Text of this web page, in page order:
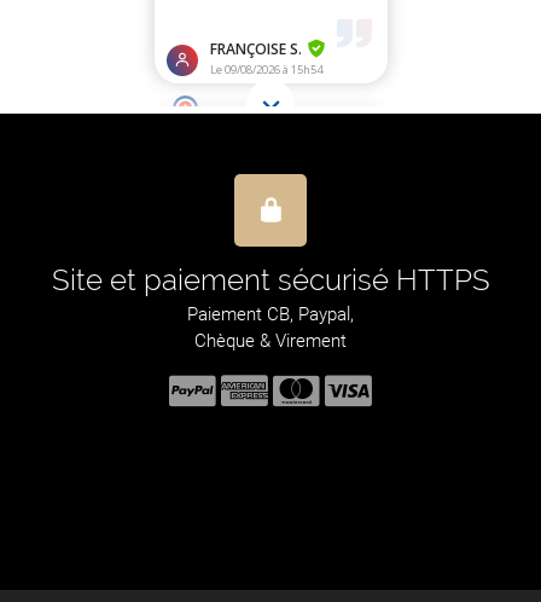
Site et paiement sécurisé HTTPS
Paiement CB, Paypal,
Chèque & Virement